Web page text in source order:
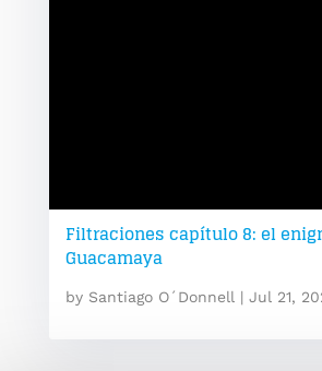
Filtraciones capítulo 8: el
Guacamaya
by Santiago O´Donnell | Jul 21,